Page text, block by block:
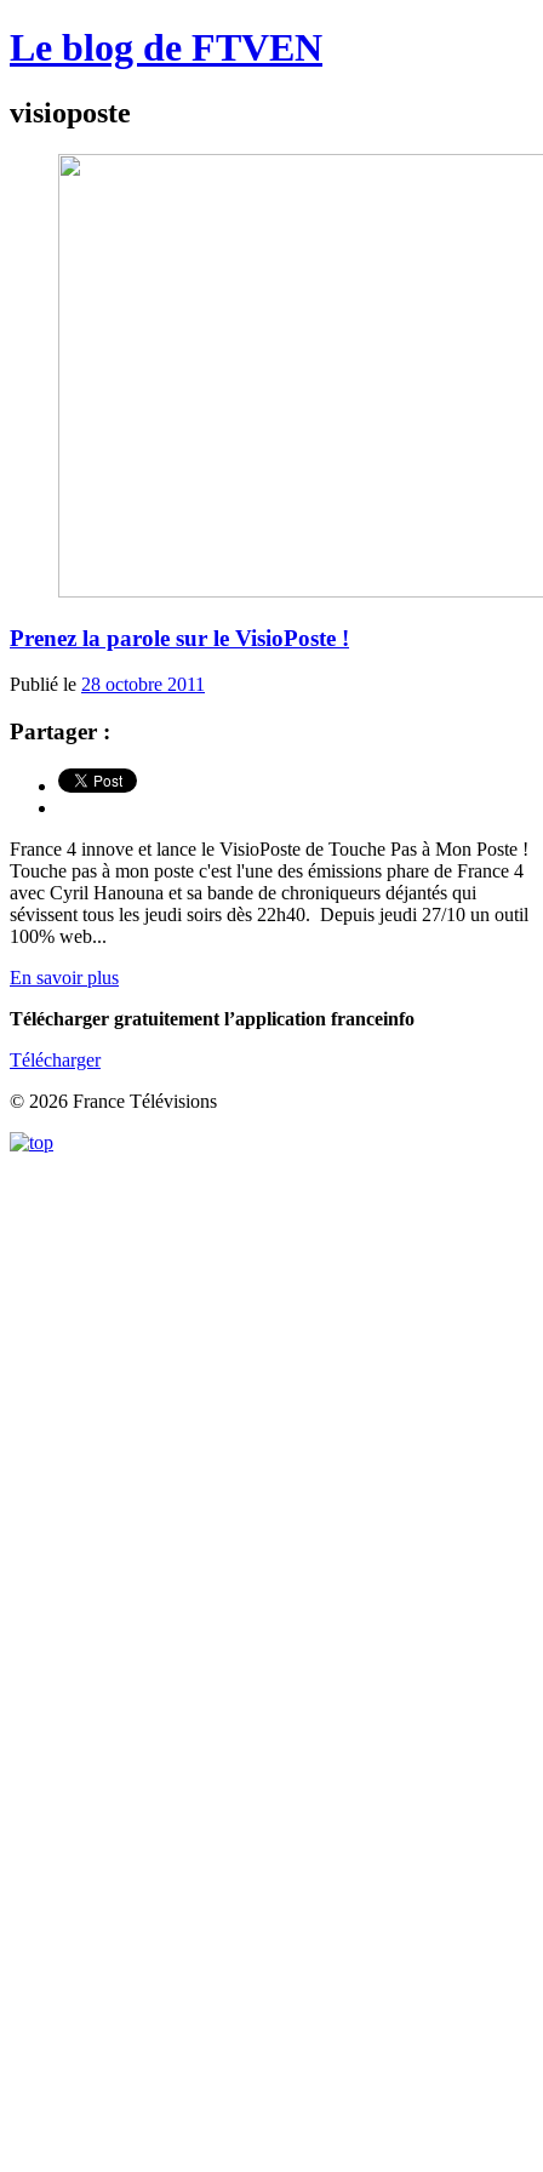
Le blog de FTVEN
visioposte
Prenez la parole sur le VisioPoste !
Publié le 28 octobre 2011
Partager :
France 4 innove et lance le VisioPoste de Touche Pas à Mon Poste !
Touche pas à mon poste c'est l'une des émissions phare de France 4
avec Cyril Hanouna et sa bande de chroniqueurs déjantés qui
sévissent tous les jeudi soirs dès 22h40. Depuis jeudi 27/10 un outil
100% web...
En savoir plus
Télécharger gratuitement l’application franceinfo
Télécharger
© 2026 France Télévisions